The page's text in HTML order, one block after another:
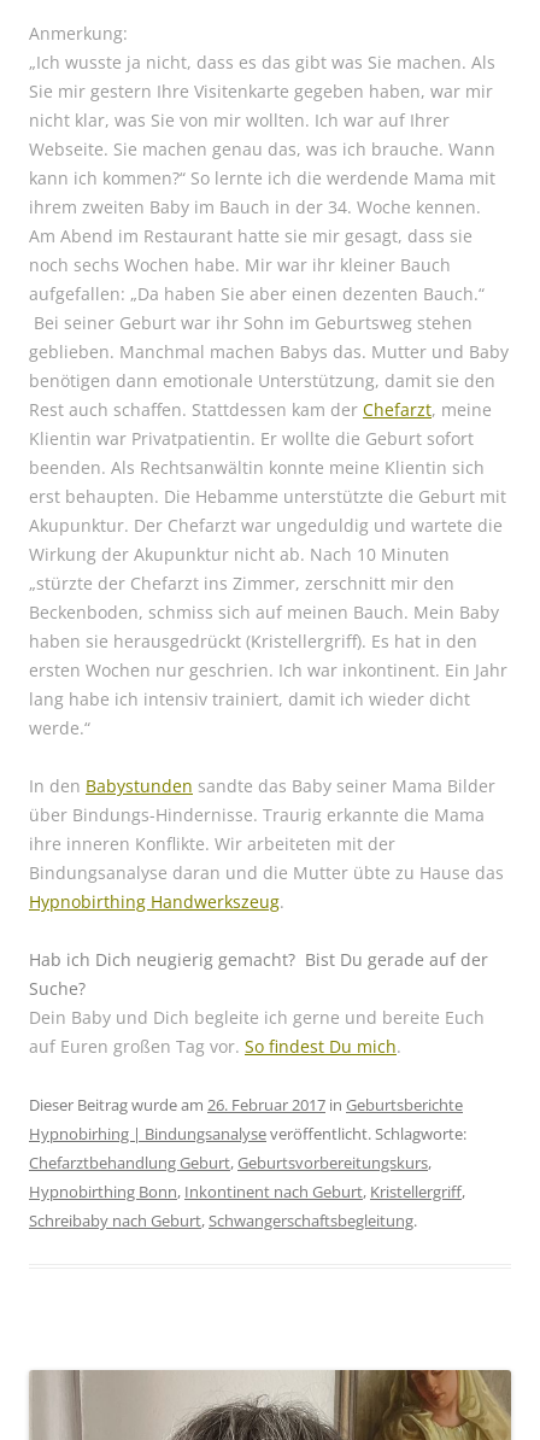
Anmerkung:
„Ich wusste ja nicht, dass es das gibt was Sie machen. Als
Sie mir gestern Ihre Visitenkarte gegeben haben, war mir
nicht klar, was Sie von mir wollten. Ich war auf Ihrer
Webseite. Sie machen genau das, was ich brauche. Wann
kann ich kommen?“ So lernte ich die werdende Mama mit
ihrem zweiten Baby im Bauch in der 34. Woche kennen.
Am Abend im Restaurant hatte sie mir gesagt, dass sie
noch sechs Wochen habe. Mir war ihr kleiner Bauch
aufgefallen: „Da haben Sie aber einen dezenten Bauch.“
Bei seiner Geburt war ihr Sohn im Geburtsweg stehen
geblieben. Manchmal machen Babys das. Mutter und Baby
benötigen dann emotionale Unterstützung, damit sie den
Rest auch schaffen. Stattdessen kam der Chefarzt, meine
Klientin war Privatpatientin. Er wollte die Geburt sofort
beenden. Als Rechtsanwältin konnte meine Klientin sich
erst behaupten. Die Hebamme unterstützte die Geburt mit
Akupunktur. Der Chefarzt war ungeduldig und wartete die
Wirkung der Akupunktur nicht ab. Nach 10 Minuten
„stürzte der Chefarzt ins Zimmer, zerschnitt mir den
Beckenboden, schmiss sich auf meinen Bauch. Mein Baby
haben sie herausgedrückt (Kristellergriff). Es hat in den
ersten Wochen nur geschrien. Ich war inkontinent. Ein Jahr
lang habe ich intensiv trainiert, damit ich wieder dicht
werde.“
In den Babystunden sandte das Baby seiner Mama Bilder
über Bindungs-Hindernisse. Traurig erkannte die Mama
ihre inneren Konflikte. Wir arbeiteten mit der
Bindungsanalyse daran und die Mutter übte zu Hause das
Hypnobirthing Handwerkszeug.
Hab ich Dich neugierig gemacht? Bist Du gerade auf der
Suche?
Dein Baby und Dich begleite ich gerne und bereite Euch
auf Euren großen Tag vor. So findest Du mich.
Dieser Beitrag wurde am 26. Februar 2017 in Geburtsberichte
Hypnobirhing | Bindungsanalyseveröffentlicht. Schlagworte:
Chefarztbehandlung Geburt,Geburtsvorbereitungskurs,
Hypnobirthing Bonn, Inkontinent nach Geburt, Kristellergriff,
Schreibaby nach Geburt,Schwangerschaftsbegleitung.